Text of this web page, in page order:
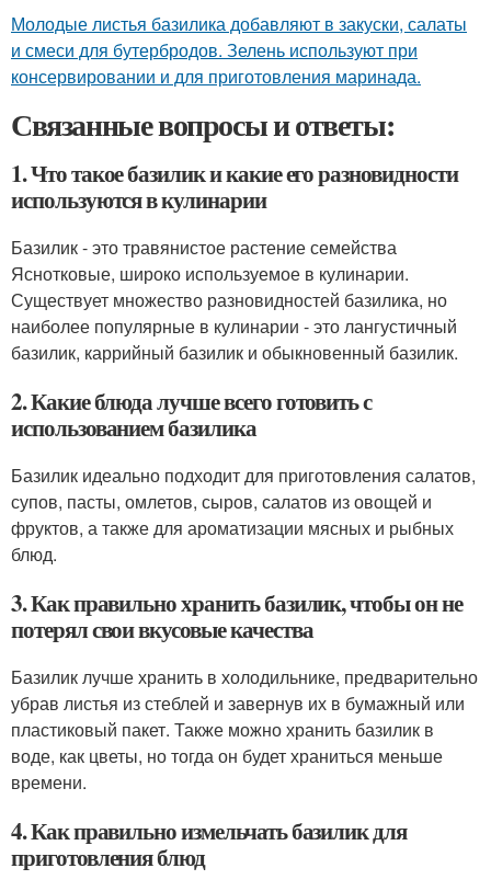
Молодые листья базилика добавляют в закуски, салаты
и смеси для бутербродов. Зелень используют при
консервировании и для приготовления маринада.
Связанные вопросы и ответы:
1. Что такое базилик и какие его разновидности
используются в кулинарии
Базилик - это травянистое растение семейства
Яснотковые, широко используемое в кулинарии.
Существует множество разновидностей базилика, но
наиболее популярные в кулинарии - это лангустичный
базилик, каррийный базилик и обыкновенный базилик.
2. Какие блюда лучше всего готовить с
использованием базилика
Базилик идеально подходит для приготовления салатов,
супов, пасты, омлетов, сыров, салатов из овощей и
фруктов, а также для ароматизации мясных и рыбных
блюд.
3. Как правильно хранить базилик, чтобы он не
потерял свои вкусовые качества
Базилик лучше хранить в холодильнике, предварительно
убрав листья из стеблей и завернув их в бумажный или
пластиковый пакет. Также можно хранить базилик в
воде, как цветы, но тогда он будет храниться меньше
времени.
4. Как правильно измельчать базилик для
приготовления блюд